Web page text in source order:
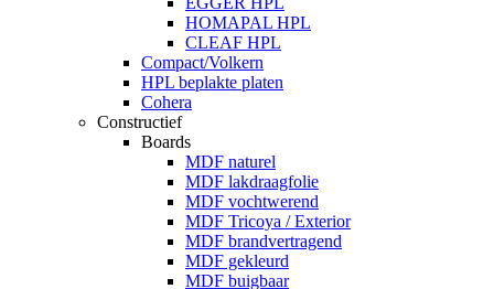
HOMAPAL HPL
CLEAF HPL
Compact/Volkern
HPL beplakte platen
Cohera
Constructief
Boards
MDF naturel
MDF lakdraagfolie
MDF vochtwerend
MDF Tricoya / Exterior
MDF brandvertragend
MDF gekleurd
MDF buigbaar